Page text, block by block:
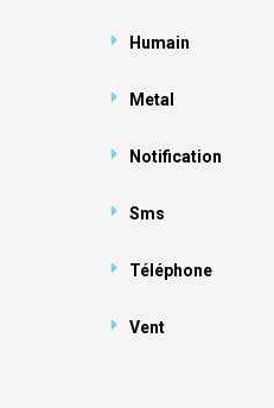
Humain
Metal
Notification
Sms
Téléphone
Vent